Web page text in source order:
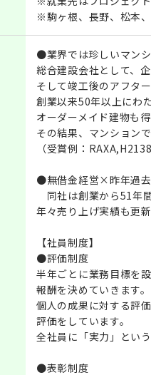
※駒ヶ根、長野、松本
●業界では珍しいマン
総合建設会社として、
そして竣工後のアフタ
創業以来50年以上にわ
オーダーメイド建物も
その結果、マンション
（受賞例：RAXA,H2138
●無借金経営×昨年過
同社は創業から51年
年々売り上げ実績も更
【社員制度】
●評価制度
半年ごとに業務目標を
報酬を決めていきます。
個人の成果に対する評
評価をしています。
全社員に「実力」とい
●表彰制度